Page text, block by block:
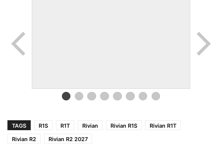
TAGS R1S R1T Rivian Rivian R1S
Rivian R1T
Rivian R2
Rivian R2 2027